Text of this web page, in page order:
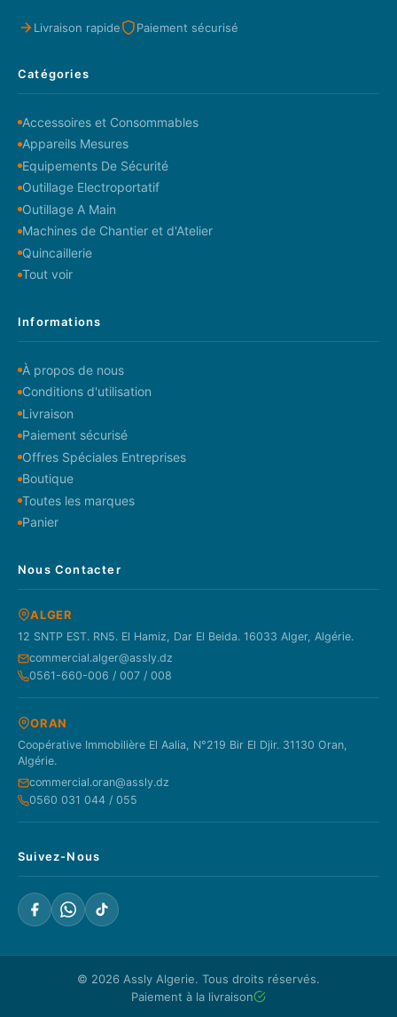
Livraison rapide Paiement sécurisé
Catégories
Accessoires et Consommables
Appareils Mesures
Equipements De Sécurité
Outillage Electroportatif
Outillage A Main
Machines de Chantier et d'Atelier
Quincaillerie
Tout voir
Informations
À propos de nous
Conditions d'utilisation
Livraison
Paiement sécurisé
Offres Spéciales Entreprises
Boutique
Toutes les marques
Panier
Nous Contacter
ALGER
12 SNTP EST. RN5. El Hamiz, Dar El Beida. 16033 Alger, Algérie.
commercial.alger@assly.dz
0561-660-006 / 007 / 008
ORAN
Coopérative Immobilière El Aalia, N°219 Bir El Djir. 31130 Oran,
Algérie.
commercial.oran@assly.dz
0560 031 044 / 055
Suivez-Nous
© 2026 Assly Algerie. Tous droits réservés.
Paiement à la livraison